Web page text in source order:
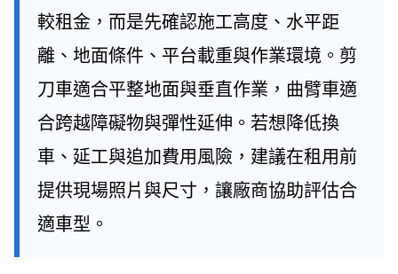
較租金，而是先確認施工高度、水平距
離、地面條件、平台載重與作業環境。剪
刀車適合平整地面與垂直作業，曲臂車適
合跨越障礙物與彈性延伸。若想降低換
車、延工與追加費用風險，建議在租用前
提供現場照片與尺寸，讓廠商協助評估合
適車型。